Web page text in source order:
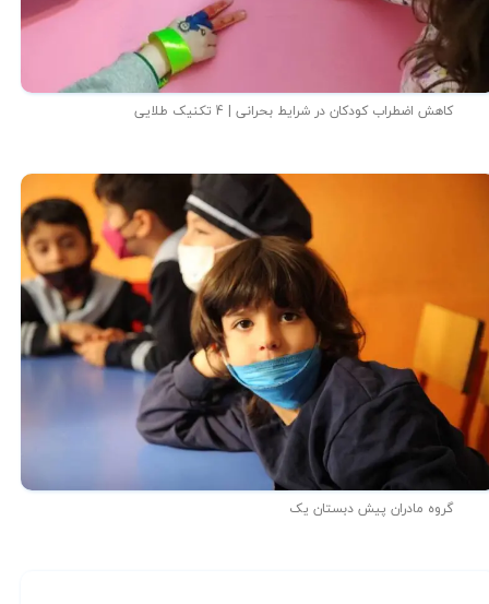
کاهش اضطراب کودکان در شرایط بحرانی | 4 تکنیک طلایی
گروه مادران پیش دبستان یک